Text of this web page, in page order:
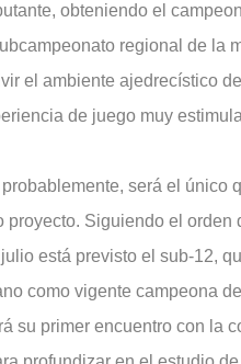
obteniendo el
regional de la
el ambiente ajedrecístico
de juego muy
será el único
Siguiendo el orden
está previsto el sub-12,
como vigente campeona
su primer encuentro con la